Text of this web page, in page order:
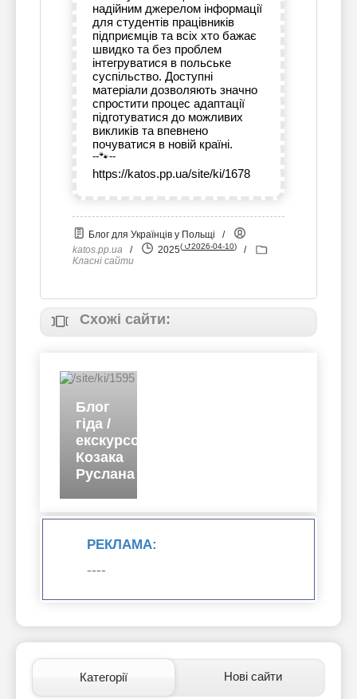
надійним джерелом інформації
для студентів працівників
підприємців та всіх хто бажає
швидко та без проблем
інтегруватися в польське
суспільство. Доступні
матеріали дозволяють значно
спростити процес адаптації
підготуватися до можливих
викликів та впевнено
почуватися в новій країні.
--🐾--
https://katos.pp.ua/site/ki/1678
Блог для Українців у Польщі /
katos.pp.ua / 2025( ⮍2026-04-10)
/
Класні сайти
Схожі сайти:
Блог
гіда /
екскурсовода
Козака
Руслана
РЕКЛАМА:
----
Категорії Нові сайти